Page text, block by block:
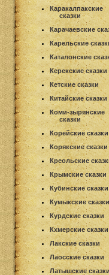
Каракалпакские
сказки
Карачаевские
Карельские
Каталонские
Керекские сказки
Кетские сказки
Китайские сказки
Коми-зырянские
сказки
Корейские сказки
Корякские сказки
Креольские
Крымские сказки
Кубинские сказки
Кумыкские сказки
Курдские сказки
Кхмерские сказки
Лакские сказки
Лаосские сказки
Латышские